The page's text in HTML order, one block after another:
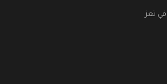
تعز